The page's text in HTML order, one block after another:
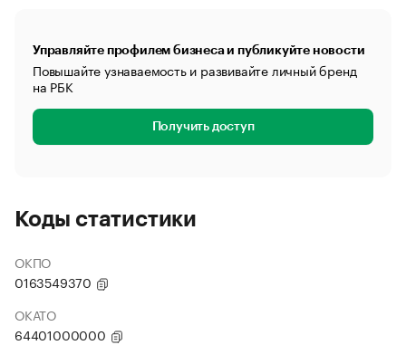
Управляйте профилем бизнеса и публикуйте новости
Повышайте узнаваемость и развивайте личный бренд
на РБК
Получить доступ
Коды статистики
ОКПО
0163549370
ОКАТО
64401000000